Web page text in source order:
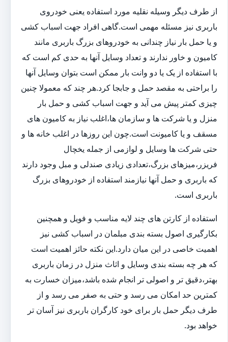
از طرف دیگر وسیله نقلیه مورد استفاده یعنی خودروی
باربری نیز مسئله مهمی است.گاهی افراد جهت اسباب کشی
و یا حمل بار نیاز چندانی به خودروهای بزرگ باربری مانند
کامیون و خاور ندارند و تعداد وسایل آنها به حدی کم است که
با استفاده از یک یا دو وانت بار ممکن است بتوان وسایل آنها
را براحتی به مقصد حمل و جابجا کرد.هر چند که معمولا چنین
چیزی کمتر پیش می آید و جهت اسباب کشی و حمل بار
منزل و یا شرکت ها و سازمان ها،اغلب نیاز به کامیون های
مسقف و یا کامیونت است.چون این روزها در اغلب خانه ها و
حتی شرکت ها وسایل و لوازمی از جمله یخچال
فریزر،میزهای بزرگ،تعدادی زیادی صندلی و مبل وجود دارند
که باربری و حمل آنها نیازمند استفاده از خودروهای بزرگ
باربری است.
استفاده از کارتن های چند لایه مناسب و فویل و همچنین
بکارگیری اصول بسته بندی مبلمان در اسباب کشی نیز
اهمیت خاصی در این میان دارد.این نکته حائز اهمیت است
که هر چه بسته بندی وسایل و اثاث منزل در زمان باربری
بهتر،دقیق تر و اصولی تر انجام شده باشد،میزان خسارت به
کمترین حد امکان می رسد و حتی به صفر می رسد و از
طرف دیگر حمل بار برای خود کارگران باربری نیز آسان تر
خواهد بود.